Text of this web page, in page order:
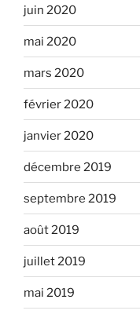
juin 2020
mai 2020
mars 2020
février 2020
janvier 2020
décembre 2019
septembre 2019
août 2019
juillet 2019
mai 2019